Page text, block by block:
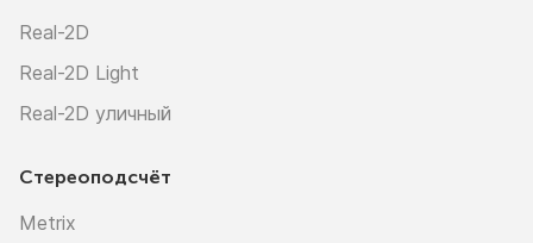
Real-2D
Real-2D Light
Real-2D уличный
Стереоподсчёт
Metrix